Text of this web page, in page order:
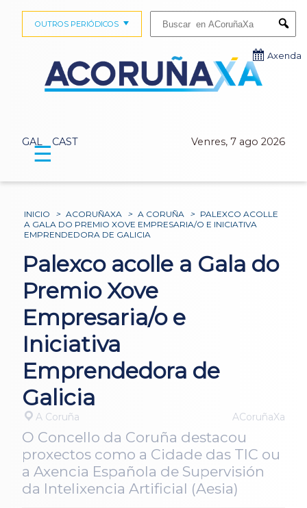
GAL CAST Venres, 7 ago 2026
OUTROS PERIÓDICOS
Axenda
☰
INICIO > ACORUÑAXA > A CORUÑA > PALEXCO ACOLLE
A GALA DO PREMIO XOVE EMPRESARIA/O E INICIATIVA
EMPRENDEDORA DE GALICIA
Palexco acolle a Gala do
Premio Xove
Empresaria/o e
Iniciativa
Emprendedora de
Galicia
A Coruña ACoruñaXa
O Concello da Coruña destacou
proxectos como a Cidade das TIC ou
a Axencia Española de Supervisión
da Intelixencia Artificial (Aesia)